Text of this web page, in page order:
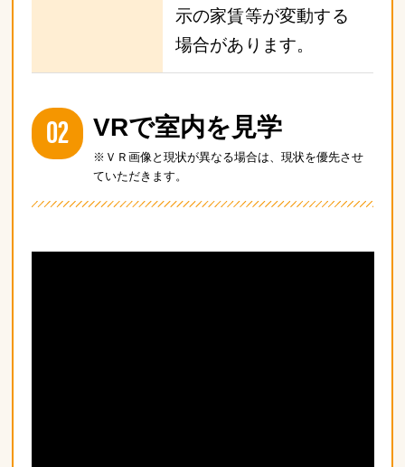
示の家賃等が変動する
場合があります。
02 VRで室内を見学
※ＶＲ画像と現状が異なる場合は、現状を優先させ
ていただきます。